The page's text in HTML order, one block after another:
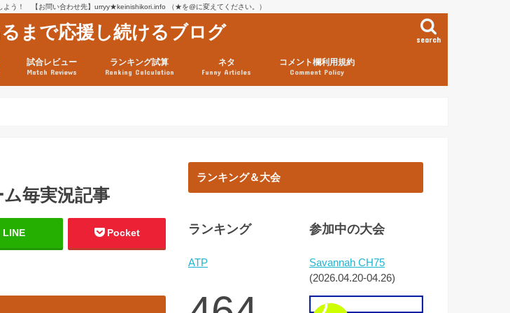
よう！ 【お問い合わせ先】urryy★keinishikori.info （★を@に変えてください。）
まで応援し続けるブログ search
試合レビュー
Match Reviews
ランキング試算
Ranking Calculation
ネタ
Funny Articles
コメント欄利用規約
Comment Policy
毎実況記事
LINE Pocket
ランキング＆大会
ランキング
ATP
参加中の大会
Savannah CH75
(2026.04.20-04.26)